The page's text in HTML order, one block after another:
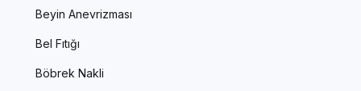
Beyin Anevrizması
Bel Fıtığı
Böbrek Nakli